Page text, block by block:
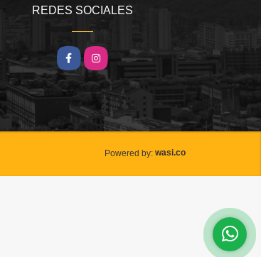
REDES SOCIALES
FacebookInstagram
Powered by: wasi.co